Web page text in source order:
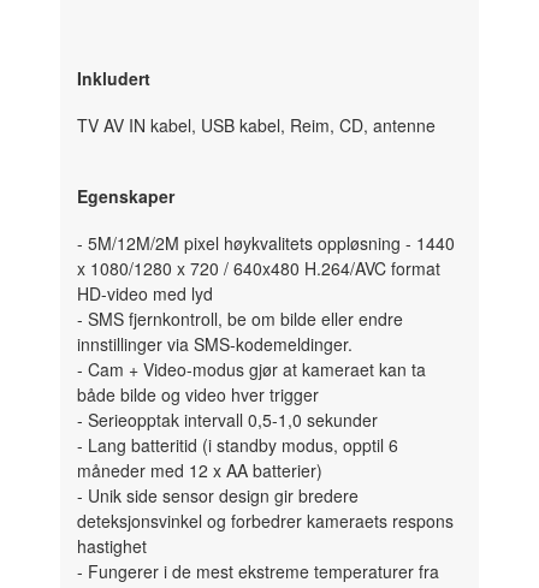
Inkludert
TV AV IN kabel, USB kabel, Reim, CD, antenne
Egenskaper
- 5M/12M/2M pixel høykvalitets oppløsning - 1440
x 1080/1280 x 720 / 640x480 H.264/AVC format
HD-video med lyd
- SMS fjernkontroll, be om bilde eller endre
innstillinger via SMS-kodemeldinger.
- Cam + Video-modus gjør at kameraet kan ta
både bilde og video hver trigger
- Serieopptak intervall 0,5-1,0 sekunder
- Lang batteritid (i standby modus, opptil 6
måneder med 12 x AA batterier)
- Unik side sensor design gir bredere
deteksjonsvinkel og forbedrer kameraets respons
hastighet
- Fungerer i de mest ekstreme temperaturer fra